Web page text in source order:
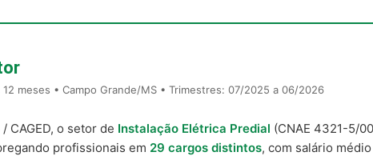
meses • Campo Grande/MS • Trimestres: 07/2025 a 06/2026
CAGED, o setor de Instalação Elétrica Predial (CNAE 4321-5/
profissionais em 29 cargos distintos, com salário